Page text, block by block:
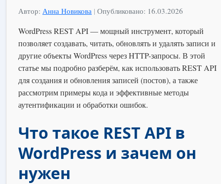
Автор: Анна Новикова | Опубликовано: 16.03.2026
WordPress REST API — мощный инструмент, который
позволяет создавать, читать, обновлять и удалять записи и
другие объекты WordPress через HTTP-запросы. В этой
статье мы подробно разберём, как использовать REST API
для создания и обновления записей (постов), а также
рассмотрим примеры кода и эффективные методы
аутентификации и обработки ошибок.
Что такое REST API в
WordPress и зачем он
нужен